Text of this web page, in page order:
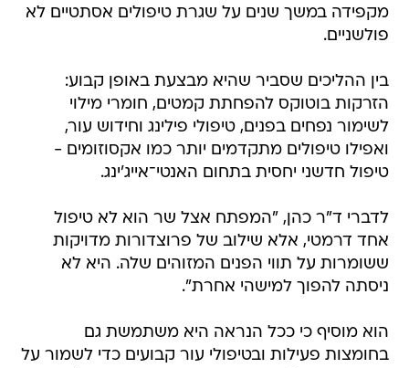
מקפידה במשך שנים על שגרת טיפולים אסתטיים לא
פולשניים.
בין ההליכים שסביר שהיא מבצעת באופן קבוע:
הזרקות בוטוקס להפחתת קמטים, חומרי מילוי
לשימור נפחים בפנים, טיפולי פילינג וחידוש עור,
ואפילו טיפולים מתקדמים יותר כמו אקסוזומים -
טיפול חדשני יחסית בתחום האנטי־אייג'ינג.
לדברי ד"ר כהן, "המפתח אצל שר הוא לא טיפול
אחד דרמטי, אלא שילוב של פרוצדורות מדויקות
ששומרות על תווי הפנים המזוהים שלה. היא לא
ניסתה להפוך למישהי אחרת".
הוא מוסיף כי ככל הנראה היא משתמשת גם
בחומצות פעילות ובטיפולי עור קבועים כדי לשמור על